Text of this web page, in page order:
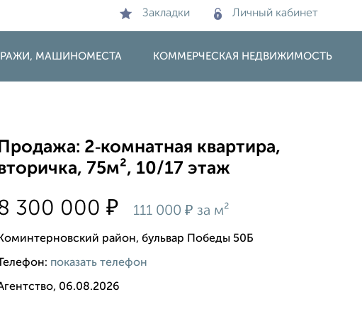
Закладки Личный кабинет
МАШИНОМЕСТА КОММЕРЧЕСКАЯ НЕДВИЖИМОСТЬ
2‑комнатная квартира,
75м², 10/17 этаж
300 000₽ 111 000₽ за м²
Коминтерновский район, бульвар Победы 50Б
Телефон: показать телефон
06.08.2026